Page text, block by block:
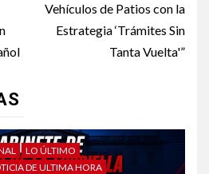
Vehículos de Patios con la
Estrategia ‘Trámites Sin
Tanta Vuelta'”
LO ÚLTIMO
DE ULTIMA HORA